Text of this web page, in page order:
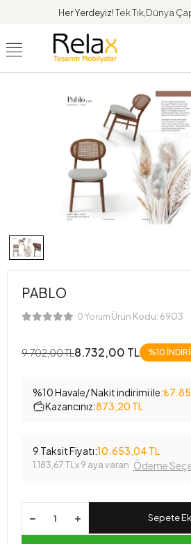
Her Yerdeyiz!Tek Tık,Dünya
PABLO
0 Yorum Ürün Kodu: 6903
9.702,00 TL8.732,00 TL %10
%10 Havale/ Nakit indirimi ile:
Kazancınız:873,20 TL
9 Taksit Fiyatı:10.653,04 TL
1.183,67 TL x 9 aya varan Ödeme
Sepete